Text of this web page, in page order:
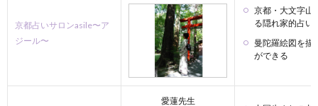
京都占いサロンasile〜ア
ジール〜
京都・大文字山
る隠れ家的占い
曼陀羅絵図を描
ができる
愛蓮先生